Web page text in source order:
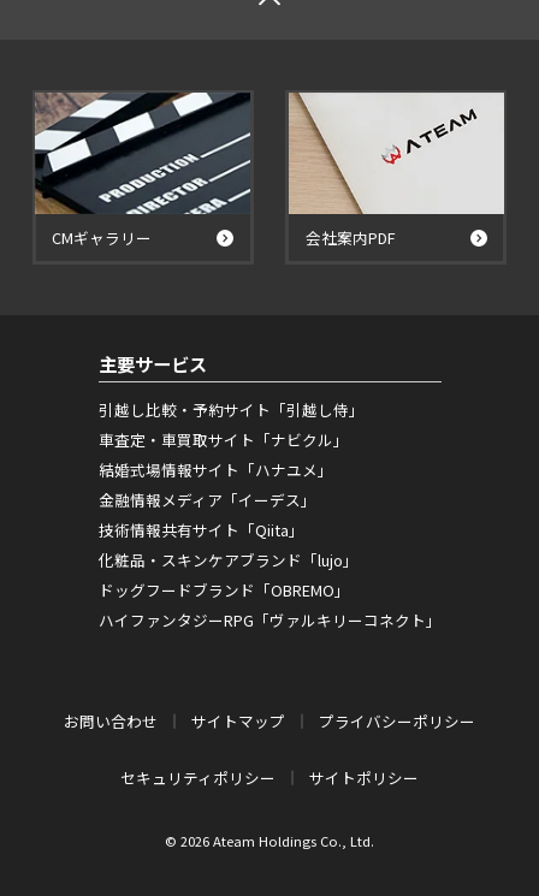
CMギャラリー 会社案内PDF
主要サービス
引越し比較・予約サイト「引越し侍」
車査定・車買取サイト「ナビクル」
結婚式場情報サイト「ハナユメ」
金融情報メディア「イーデス」
技術情報共有サイト「Qiita」
化粧品・スキンケアブランド「lujo」
ドッグフードブランド「OBREMO」
ハイファンタジーRPG「ヴァルキリーコネクト」
お問い合わせ サイトマップ プライバシーポリシー
セキュリティポリシー サイトポリシー
© 2026 Ateam Holdings Co., Ltd.